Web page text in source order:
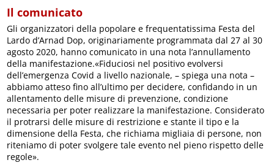
Il comunicato
Gli organizzatori della popolare e frequentatissima Festa del
Lardo d’Arnad Dop, originariamente programmata dal 27 al 30
agosto 2020, hanno comunicato in una nota l’annullamento
della manifestazione.«Fiduciosi nel positivo evolversi
dell’emergenza Covid a livello nazionale, – spiega una nota –
abbiamo atteso fino all’ultimo per decidere, confidando in un
allentamento delle misure di prevenzione, condizione
necessaria per poter realizzare la manifestazione. Considerato
il protrarsi delle misure di restrizione e stante il tipo e la
dimensione della Festa, che richiama migliaia di persone, non
riteniamo di poter svolgere tale evento nel pieno rispetto delle
regole».